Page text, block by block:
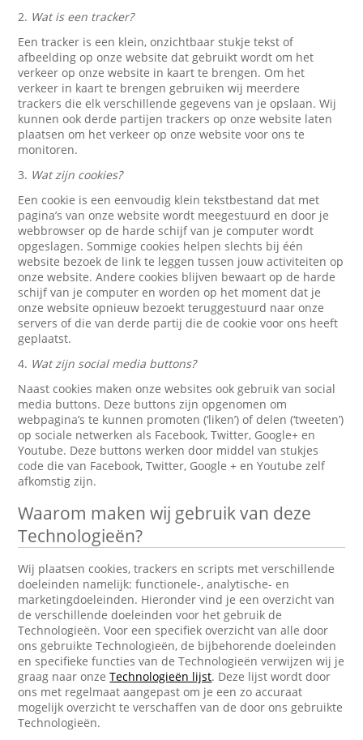
2. Wat is een tracker?
Een tracker is een klein, onzichtbaar stukje tekst of
afbeelding op onze website dat gebruikt wordt om het
verkeer op onze website in kaart te brengen. Om het
verkeer in kaart te brengen gebruiken wij meerdere
trackers die elk verschillende gegevens van je opslaan. Wij
kunnen ook derde partijen trackers op onze website laten
plaatsen om het verkeer op onze website voor ons te
monitoren.
3. Wat zijn cookies?
Een cookie is een eenvoudig klein tekstbestand dat met
pagina’s van onze website wordt meegestuurd en door je
webbrowser op de harde schijf van je computer wordt
opgeslagen. Sommige cookies helpen slechts bij één
website bezoek de link te leggen tussen jouw activiteiten op
onze website. Andere cookies blijven bewaart op de harde
schijf van je computer en worden op het moment dat je
onze website opnieuw bezoekt teruggestuurd naar onze
servers of die van derde partij die de cookie voor ons heeft
geplaatst.
4. Wat zijn social media buttons?
Naast cookies maken onze websites ook gebruik van social
media buttons. Deze buttons zijn opgenomen om
webpagina’s te kunnen promoten (‘liken’) of delen (‘tweeten’)
op sociale netwerken als Facebook, Twitter, Google+ en
Youtube. Deze buttons werken door middel van stukjes
code die van Facebook, Twitter, Google + en Youtube zelf
afkomstig zijn.
Waarom maken wij gebruik van deze
Technologieën?
Wij plaatsen cookies, trackers en scripts met verschillende
doeleinden namelijk: functionele-, analytische- en
marketingdoeleinden. Hieronder vind je een overzicht van
de verschillende doeleinden voor het gebruik de
Technologieën. Voor een specifiek overzicht van alle door
ons gebruikte Technologieën, de bijbehorende doeleinden
en specifieke functies van de Technologieën verwijzen wij je
graag naar onzeTechnologieën lijst. Deze lijst wordt door
ons met regelmaat aangepast om je een zo accuraat
mogelijk overzicht te verschaffen van de door ons gebruikte
Technologieën.